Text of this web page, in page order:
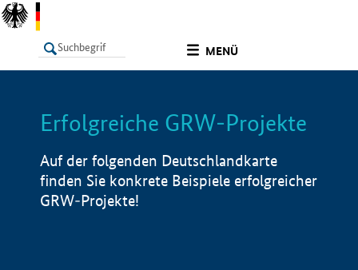
MENÜ
LISTE Info
Erfolgreiche GRW-Projekte
Auf der folgenden Deutschlandkarte
finden Sie konkrete Beispiele erfolgreicher
GRW-Projekte!